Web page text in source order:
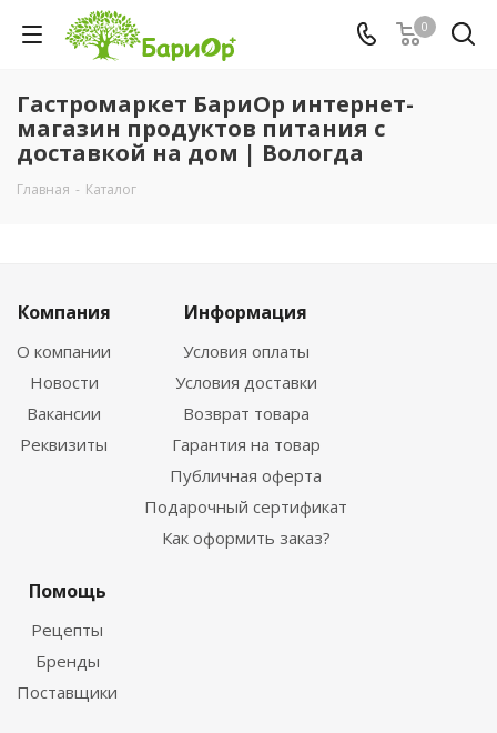
0
Гастромаркет БариОр интернет-
магазин продуктов питания с
доставкой на дом | Вологда
Главная - Каталог
Компания
О компании
Новости
Вакансии
Реквизиты
Информация
Условия оплаты
Условия доставки
Возврат товара
Гарантия на товар
Публичная оферта
Подарочный сертификат
Как оформить заказ?
Помощь
Рецепты
Бренды
Поставщики